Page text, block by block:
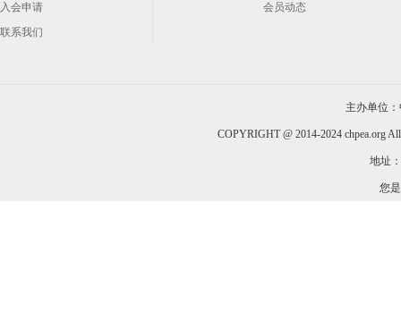
入会申请
联系我们
会员动态
主办单位
COPYRIGHT @ 2014-2024 chpea.org
地址
您